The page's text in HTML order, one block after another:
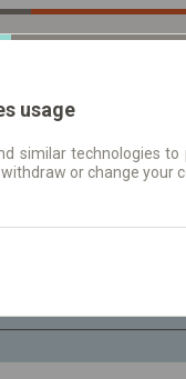
Fahrplandaten |
usage
similar technologies
or change